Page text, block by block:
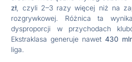
zł, czyli 2–3 razy więcej niż na
rozgrywkowej. Różnica ta
dysproporcji w przychodach
Ekstraklasa generuje nawet 430
liga.